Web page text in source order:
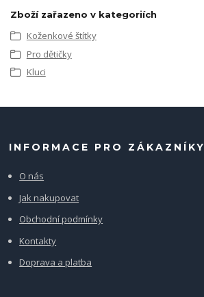
Zboží zařazeno v kategoriích
Koženkové štítky
Pro dětičky
Kluci
INFORMACE PRO ZÁKAZNÍKY
O nás
Jak nakupovat
Obchodní podmínky
Kontakty
Doprava a platba